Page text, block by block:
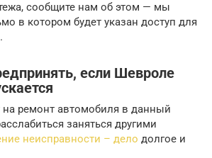
сообщите нам об этом — мы
в котором будет указан доступ для
если Шевроле
на ремонт автомобиля в данный
заняться другими
неисправности – дело долгое и